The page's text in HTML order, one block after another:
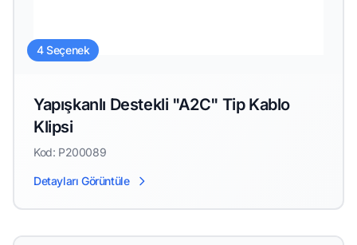
4 Seçenek
Yapışkanlı Destekli "A2C" Tip Kablo
Klipsi
Kod: P200089
Detayları Görüntüle